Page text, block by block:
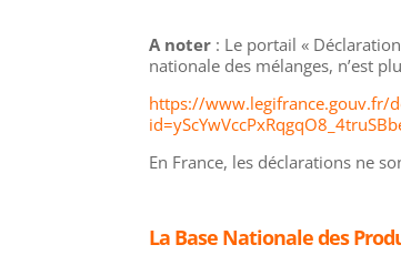
A noter : Le portail «
nationale des mélanges, n’est
https://www.legifrance.gouv.fr/
En France, les déclarations ne
La Base Nationale des